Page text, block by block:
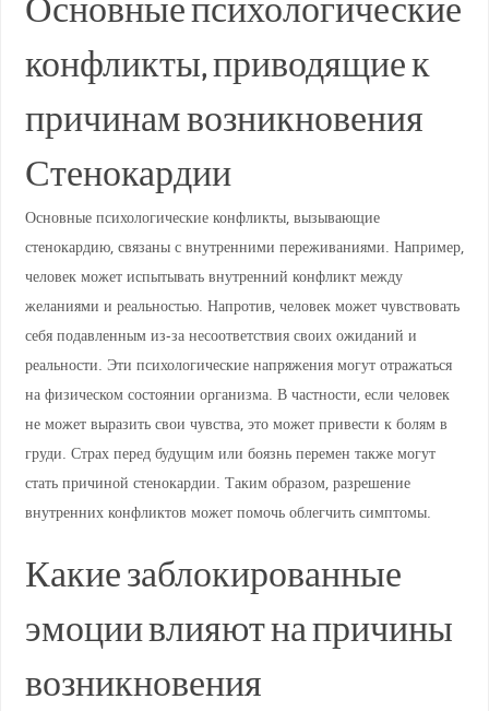
Основные психологические
конфликты, приводящие к
причинам возникновения
Стенокардии
Основные психологические конфликты, вызывающие
стенокардию, связаны с внутренними переживаниями. Например,
человек может испытывать внутренний конфликт между
желаниями и реальностью. Напротив, человек может чувствовать
себя подавленным из-за несоответствия своих ожиданий и
реальности. Эти психологические напряжения могут отражаться
на физическом состоянии организма. В частности, если человек
не может выразить свои чувства, это может привести к болям в
груди. Страх перед будущим или боязнь перемен также могут
стать причиной стенокардии. Таким образом, разрешение
внутренних конфликтов может помочь облегчить симптомы.
Какие заблокированные
эмоции влияют на причины
возникновения